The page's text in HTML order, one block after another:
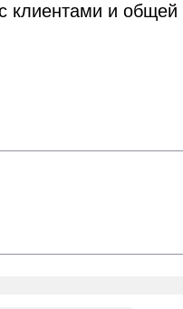
клиентами и общей